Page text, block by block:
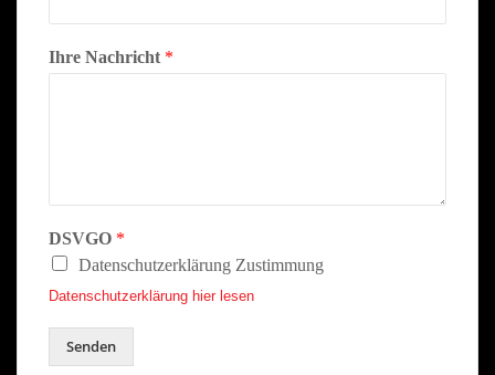
Ihre Nachricht *
DSVGO *
Datenschutzerklärung Zustimmung
Datenschutzerklärung hier lesen
Senden